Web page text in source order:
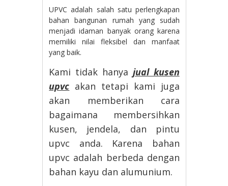
UPVC adalah salah satu perlengkapan
bahan bangunan rumah yang sudah
menjadi idaman banyak orang karena
memiliki nilai fleksibel dan manfaat
yang baik.
Kami tidak hanya jual kusen
upvc akan tetapi kami juga
akan memberikan cara
bagaimana membersihkan
kusen, jendela, dan pintu
upvc anda. Karena bahan
upvc adalah berbeda dengan
bahan kayu dan alumunium.